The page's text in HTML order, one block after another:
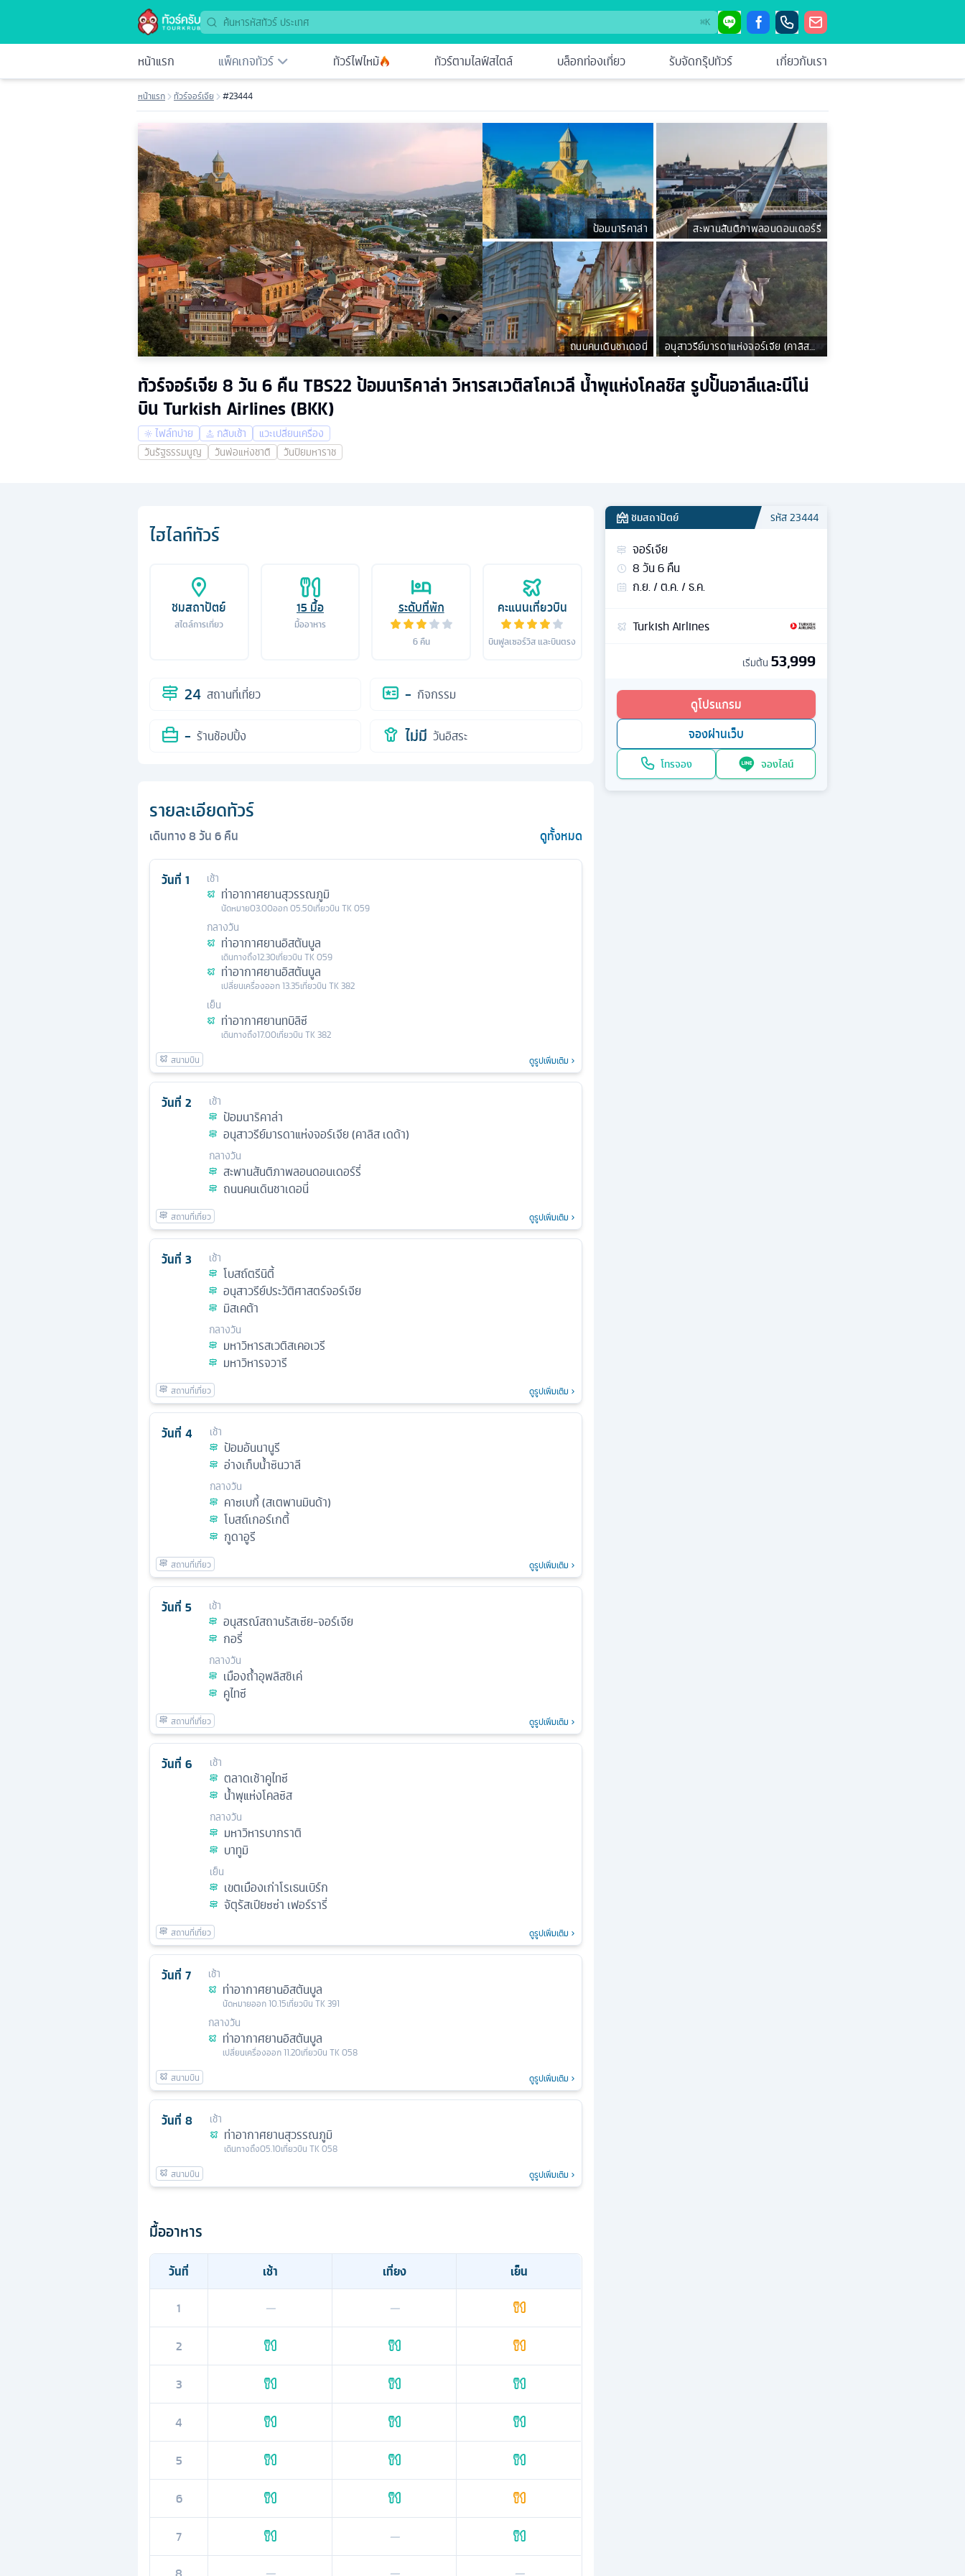
⌘K
หน้าแรก แพ็คเกจทัวร์ ทัวร์ไฟไหม้ ทัวร์ตามไลฟ์สไตล์ บล็อกท่องเที่ยว รับจัดกรุ๊ปทัวร์ เกี่ยวกับเรา
หน้าแรก ทัวร์จอร์เจีย #23444
ป้อมนาริคาล่า สะพานสันติภาพลอนดอนเดอร์รี่
ถนนคนเดินชาเดอนี่
อนุสาวรีย์มารดาแห่งจอร์เจีย (คาลิส
เดด้า)
ทัวร์จอร์เจีย 8 วัน 6 คืน TBS22 ป้อมนาริคาล่า วิหารสเวติสโคเวลี น้ำพุแห่งโคลชิส รูปป้ันอาลีและนีโน่
บิน Turkish Airlines (BKK)
ไฟล์ทบ่าย กลับเช้า
แวะเปลี่ยนเครื่อง
วันรัฐธรรมนูญ
วันพ่อแห่งชาติ วันปิยมหาราช
ไฮไลท์ทัวร์
ชมสถาปัตย์
สไตล์การเที่ยว
15 มื้อ
มื้ออาหาร
ระดับที่พัก
6คืน
คะแนนเที่ยวบิน
บินฟูลเซอร์วิส และบินตรง
24 สถานที่เที่ยว - กิจกรรม
- ร้านช้อปปิ้ง ไม่มี วันอิสระ
รายละเอียดทัวร์
เดินทาง8วัน6คืน ดูทั้งหมด
วันที่ 1 เช้า
ท่าอากาศยานสุวรรณภูมิ
นัดหมาย03.00ออก05.50เที่ยวบิน TK 059
กลางวัน
ท่าอากาศยานอิสตันบูล
เดินทางถึง12.30เที่ยวบิน TK 059
ท่าอากาศยานอิสตันบูล
เปลี่ยนเครื่องออก13.35เที่ยวบิน TK 382
เย็น
ท่าอากาศยานทบิลิซี
เดินทางถึง17.00เที่ยวบิน TK 382
ดูรูปเพิ่มเติม
วันที่ 2 เช้า
ป้อมนาริคาล่า
อนุสาวรีย์มารดาแห่งจอร์เจีย (คาลิส เดด้า)
กลางวัน
สะพานสันติภาพลอนดอนเดอร์รี่
ถนนคนเดินชาเดอนี่
ดูรูปเพิ่มเติม
วันที่ 3 เช้า
โบสถ์ตรีนิตี้
อนุสาวรีย์ประวัติศาสตร์จอร์เจีย
มิสเคต้า
กลางวัน
มหาวิหารสเวติสเคอเวรี
มหาวิหารจวารี
ดูรูปเพิ่มเติม
วันที่ 4 เช้า
ป้อมอันนานูรี
อ่างเก็บน้ำซินวาลี
กลางวัน
คาซเบกี้ (สเตพานมินด้า)
โบสถ์เกอร์เกตี้
กูดาอูรี
ดูรูปเพิ่มเติม
วันที่ 5 เช้า
อนุสรณ์สถานรัสเซีย-จอร์เจีย
กอรี่
กลางวัน
เมืองถ้ำอุพลิสชิเค่
คูไทซี
ดูรูปเพิ่มเติม
วันที่ 6 เช้า
ตลาดเช้าคูไทซี
น้ำพุแห่งโคลซิส
กลางวัน
มหาวิหารบากราติ
บาทูมิ
เย็น
เขตเมืองเก่าโรเธนเบิร์ก
จัตุรัสเปียซซ่า เฟอร์รารี่
ดูรูปเพิ่มเติม
วันที่ 7 เช้า
ท่าอากาศยานอิสตันบูล
นัดหมายออก10.15เที่ยวบิน TK 391
กลางวัน
ท่าอากาศยานอิสตันบูล
เปลี่ยนเครื่องออก11.20เที่ยวบิน TK 058
ดูรูปเพิ่มเติม
วันที่ 8 เช้า
ท่าอากาศยานสุวรรณภูมิ
เดินทางถึง05.10เที่ยวบิน TK 058
ดูรูปเพิ่มเติม
มื้ออาหาร
วันที่ เช้า เที่ยง
เย็น
1
— —
2
3
4
5
6
7
—
ชมสถาปัตย์ รหัส23444
จอร์เจีย
8วัน6คืน
ก.ย. / ต.ค. / ธ.ค.
Turkish Airlines
เริ่มต้น 53,999
ดูโปรแกรม
จองผ่านเว็บ
โทรจอง จองไลน์